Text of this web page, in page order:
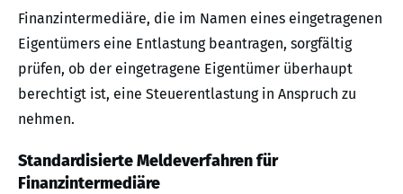
Finanzintermediäre, die im Namen eines eingetragenen
Eigentümers eine Entlastung beantragen, sorgfältig
prüfen, ob der eingetragene Eigentümer überhaupt
berechtigt ist, eine Steuerentlastung in Anspruch zu
nehmen.
Standardisierte Meldeverfahren für
Finanzintermediäre